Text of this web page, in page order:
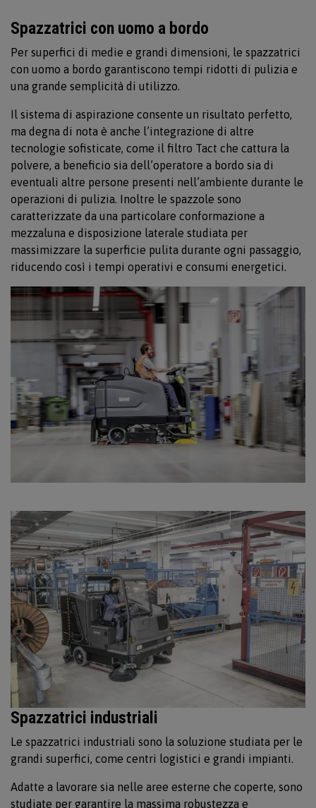
Spazzatrici con uomo a bordo
Per superfici di medie e grandi dimensioni, le spazzatrici
con uomo a bordo garantiscono tempi ridotti di pulizia e
una grande semplicità di utilizzo.
Il sistema di aspirazione consente un risultato perfetto,
ma degna di nota è anche l’integrazione di altre
tecnologie sofisticate, come il filtro Tact che cattura la
polvere, a beneficio sia dell’operatore a bordo sia di
eventuali altre persone presenti nell’ambiente durante le
operazioni di pulizia. Inoltre le spazzole sono
caratterizzate da una particolare conformazione a
mezzaluna e disposizione laterale studiata per
massimizzare la superficie pulita durante ogni passaggio,
riducendo così i tempi operativi e consumi energetici.
Spazzatrici industriali
Le spazzatrici industriali sono la soluzione studiata per le
grandi superfici, come centri logistici e grandi impianti.
Adatte a lavorare sia nelle aree esterne che coperte, sono
studiate per garantire la massima robustezza e